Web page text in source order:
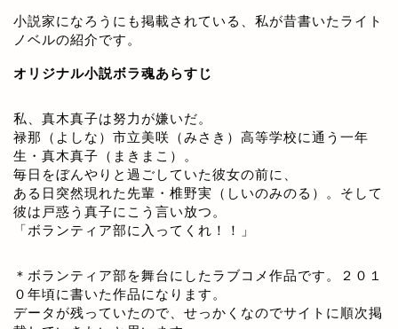
小説家になろうにも掲載されている、私が昔書いたライト
ノベルの紹介です。
オリジナル小説ボラ魂あらすじ
私、真木真子は努力が嫌いだ。
禄那（よしな）市立美咲（みさき）高等学校に通う一年
生・真木真子（まきまこ）。
毎日をぼんやりと過ごしていた彼女の前に、
ある日突然現れた先輩・椎野実（しいのみのる）。そして
彼は戸惑う真子にこう言い放つ。
「ボランティア部に入ってくれ！！」
＊ボランティア部を舞台にしたラブコメ作品です。２０１
０年頃に書いた作品になります。
データが残っていたので、せっかくなのでサイトに順次掲